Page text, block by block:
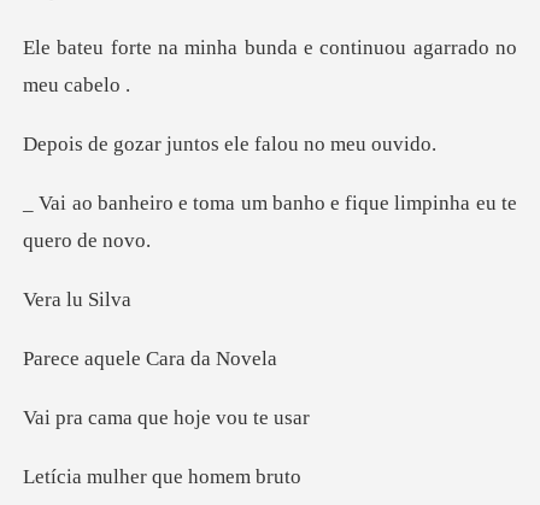
ha bunda e continuou ag
juntos ele falo
a um banho e fique limpi
a lu
quele Car
ma que hoje
ulher que